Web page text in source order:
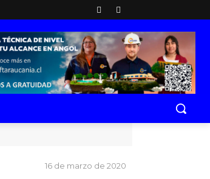
16 de marzo de 2020